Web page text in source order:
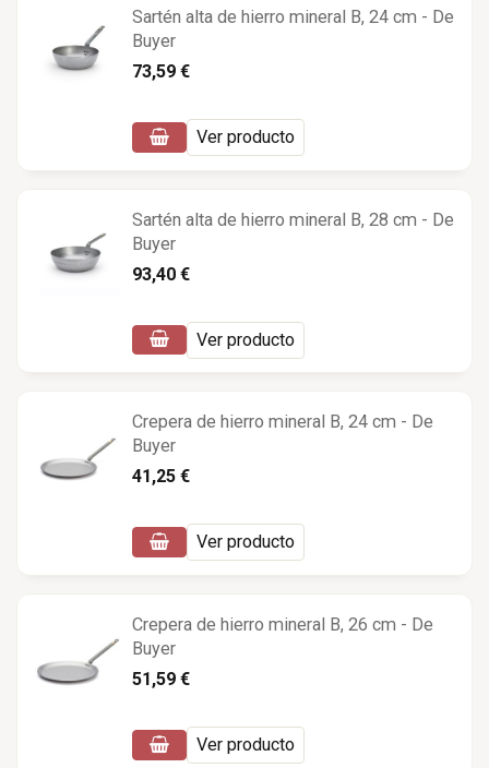
Sartén alta de hierro mineral B, 24 cm - De
Buyer
73,59 €
Ver producto
Sartén alta de hierro mineral B, 28 cm - De
Buyer
93,40 €
Ver producto
Crepera de hierro mineral B, 24 cm - De
Buyer
41,25 €
Ver producto
Crepera de hierro mineral B, 26 cm - De
Buyer
51,59 €
Ver producto